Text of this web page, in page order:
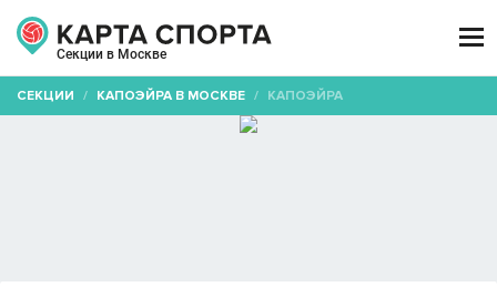
Секции в Москве

СЕКЦИИ / КАПОЭЙРА В МОСКВЕ / КАПОЭЙРА